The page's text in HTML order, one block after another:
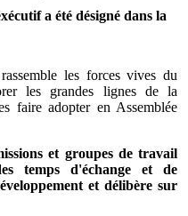
a été désigné dans la
rassemble les forces vives du
les grandes lignes de la
adopter en Assemblée
et groupes de travail
temps d'échange et de
etdélibère sur